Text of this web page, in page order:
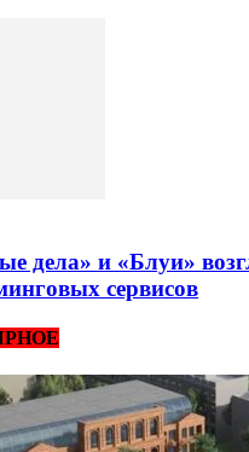
дела» и «Блуи»
сервисов